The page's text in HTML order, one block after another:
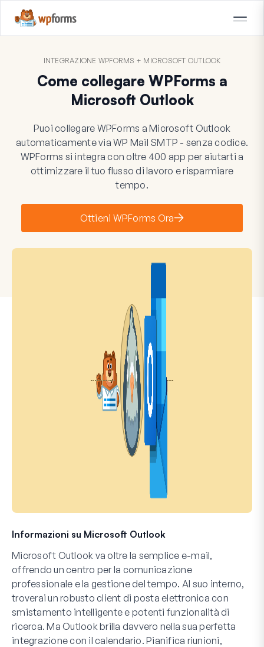
INTEGRAZIONE WPFORMS + MICROSOFT OUTLOOK
Come collegare WPForms a
Microsoft Outlook
Puoi collegare WPForms a Microsoft Outlook
automaticamente via WP Mail SMTP - senza codice.
WPForms si integra con oltre 400 app per aiutarti a
ottimizzare il tuo flusso di lavoro e risparmiare
tempo.
Ottieni WPForms Ora
Informazioni su Microsoft Outlook
Microsoft Outlook va oltre la semplice e-mail,
offrendo un centro per la comunicazione
professionale e la gestione del tempo. Al suo interno,
troverai un robusto client di posta elettronica con
smistamento intelligente e potenti funzionalità di
ricerca. Ma Outlook brilla davvero nella sua perfetta
integrazione con il calendario. Pianifica riunioni,